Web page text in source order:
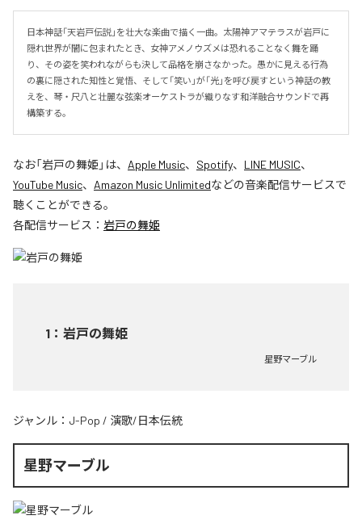
日本神話「天岩戸伝説」を壮大な楽曲で描く一曲。太陽神アマテラスが岩戸に
隠れ世界が闇に包まれたとき、女神アメノウズメは恐れることなく舞を踊
り、その姿を笑われながらも決して品格を崩さなかった。愚かに見える行為
の裏に隠された知性と覚悟、そして「笑い」が「光」を呼び戻すという神話の教
えを、琴・尺八と壮麗な弦楽オーケストラが織りなす和洋融合サウンドで再
構築する。
なお「岩戸の舞姫 」は、 Apple Music、 Spotify、 LINE MUSIC、
YouTube Music、 Amazon Music Unlimitedなどの音楽配信サービスで
聴くことができる。
各配信サービス： 岩戸の舞姫
1 ： 岩戸の舞姫
星野マーブル
ジャンル： J-Pop / 演歌/日本伝統
星野マーブル